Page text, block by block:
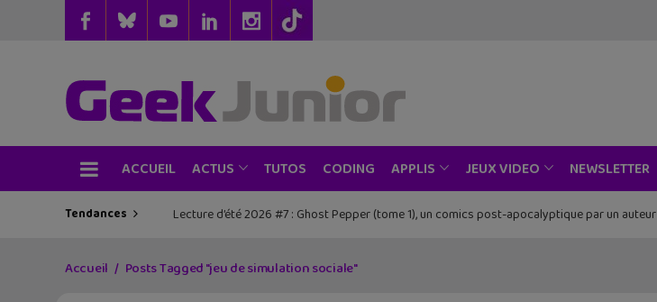
ACCUEIL ACTUS TUTOS CODING APPLIS JEUX VIDEO NEWSLETTER
Tendances Les sorties geek de l’été à Paris : One Piece au musée Grévin, Zoo Art Show, Passion Japon…
Accueil Posts Tagged "jeu de simulation sociale"